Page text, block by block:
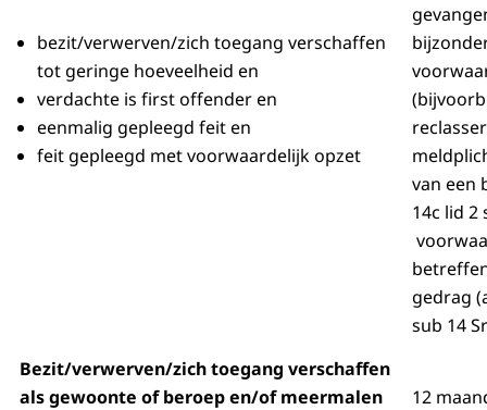
bezit/verwerven/zich toegang verschaffen
tot geringe hoeveelheid en
verdachte is first offender en
eenmalig gepleegd feit en
feit gepleegd met voorwaardelijk opzet
van een
14c lid 2
gedrag
sub 14
Bezit/verwerven/zich toegang verschaffen
als gewoonte of beroep en/of meermalen
12